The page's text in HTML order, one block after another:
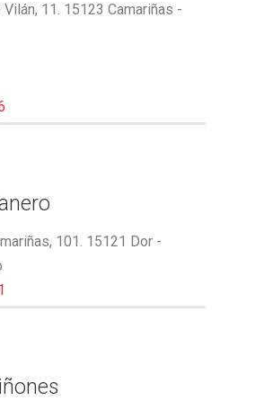
Vilán, 11. 15123 Camariñas -
101. 15121 Dor -